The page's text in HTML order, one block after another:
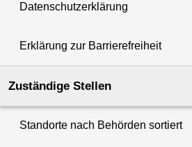
Datenschutzerklärung
Erklärung zur Barrierefreiheit
Zuständige Stellen
Standorte nach Behörden sortiert